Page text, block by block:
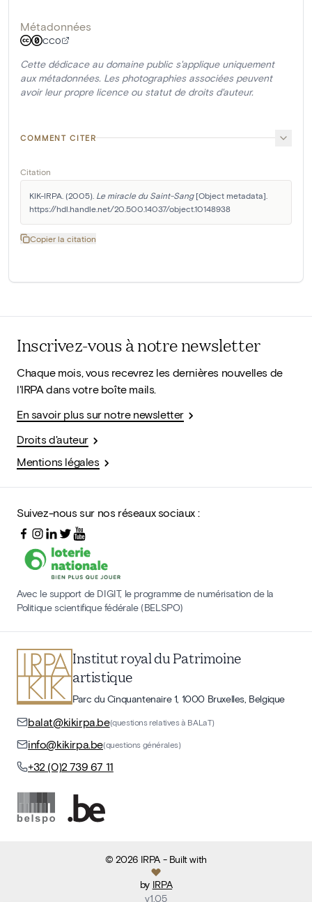
Métadonnées
CC0
Cette dédicace au domaine public s'applique uniquement
aux métadonnées. Les photographies associées peuvent
avoir leur propre licence ou statut de droits d'auteur.
COMMENT CITER
Citation
KIK-IRPA. (2005). Le miracle du Saint-Sang [Object metadata].
https://hdl.handle.net/20.500.14037/object.10148938
Copier la citation
Inscrivez-vous à notre newsletter
Chaque mois, vous recevrez les dernières nouvelles de
l'IRPA dans votre boîte mails.
En savoir plus sur notre newsletter
Droits d'auteur
Mentions légales
Suivez-nous sur nos réseaux sociaux :
Avec le support de DIGIT, le programme de numérisation de la
Politique scientifique fédérale (BELSPO)
Institut royal du Patrimoine
artistique
Parc du Cinquantenaire 1, 1000 Bruxelles, Belgique
balat@kikirpa.be(questions relatives à BALaT)
info@kikirpa.be(questions générales)
+32 (0)2 739 67 11
©2026 IRPA- Built with
by IRPA
v1.05